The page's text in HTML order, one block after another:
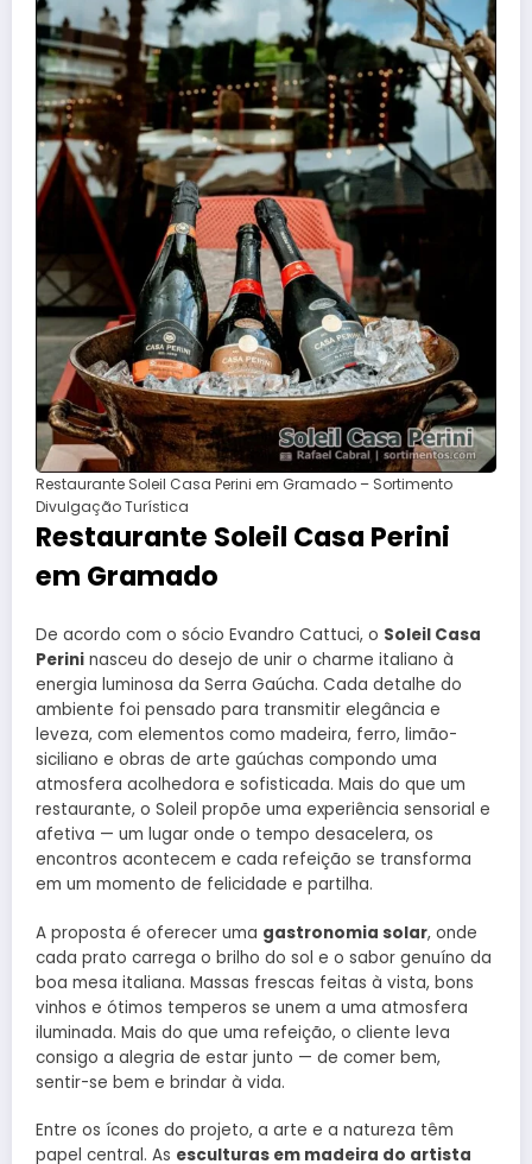
Restaurante Soleil Casa Perini em Gramado – Sortimento
Divulgação Turística
Restaurante Soleil Casa Perini
em Gramado
De acordo com o sócio Evandro Cattuci, o Soleil Casa
Perini nasceu do desejo de unir o charme italiano à
energia luminosa da Serra Gaúcha. Cada detalhe do
ambiente foi pensado para transmitir elegância e
leveza, com elementos como madeira, ferro, limão-
siciliano e obras de arte gaúchas compondo uma
atmosfera acolhedora e sofisticada. Mais do que um
restaurante, o Soleil propõe uma experiência sensorial e
afetiva — um lugar onde o tempo desacelera, os
encontros acontecem e cada refeição se transforma
em um momento de felicidade e partilha.
A proposta é oferecer uma gastronomia solar, onde
cada prato carrega o brilho do sol e o sabor genuíno da
boa mesa italiana. Massas frescas feitas à vista, bons
vinhos e ótimos temperos se unem a uma atmosfera
iluminada. Mais do que uma refeição, o cliente leva
consigo a alegria de estar junto — de comer bem,
sentir-se bem e brindar à vida.
Entre os ícones do projeto, a arte e a natureza têm
papel central. As esculturas em madeira do artista